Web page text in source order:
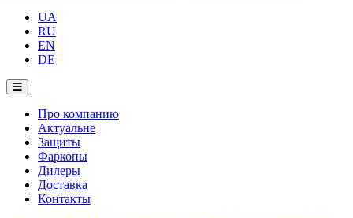
UA
RU
EN
DE
Про компанию
Актуальне
Защиты
Фаркопы
Дилеры
Доставка
Контакты